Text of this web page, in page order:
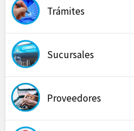
Trámites
Sucursales
Proveedores